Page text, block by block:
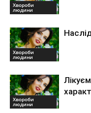
Хвороби
людини
Хвороби
людини
Хвороби
людини